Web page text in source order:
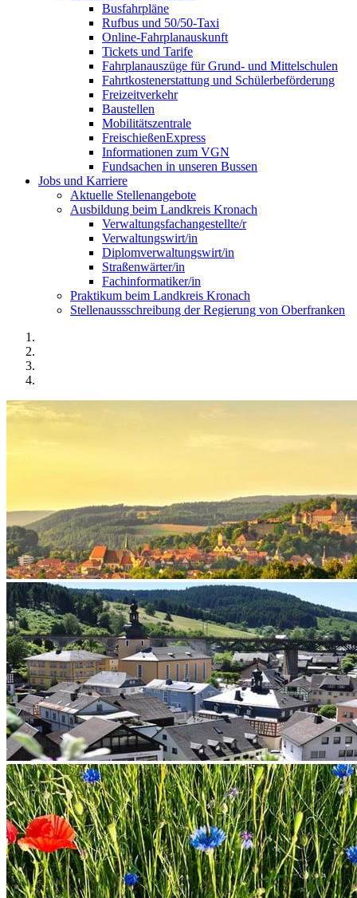
Busfahrpläne
Rufbus und 50/50-Taxi
Online-Fahrplanauskunft
Tickets und Tarife
Fahrplanauszüge für Grund- und Mittelschulen
Fahrtkostenerstattung und Schülerbeförderung
Freizeitverkehr
Baustellen
Mobilitätszentrale
FreischießenExpress
Informationen zum VGN
Fundsachen in unseren Bussen
Jobs und Karriere
Aktuelle Stellenangebote
Ausbildung beim Landkreis Kronach
Verwaltungsfachangestellte/r
Verwaltungswirt/in
Diplomverwaltungswirt/in
Straßenwärter/in
Fachinformatiker/in
Praktikum beim Landkreis Kronach
Stellenaussschreibung der Regierung von Oberfranken